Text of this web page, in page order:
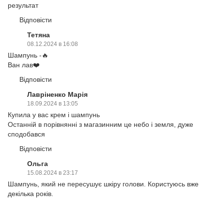
результат
Відповісти
Тетяна
08.12.2024 в 16:08
Шампунь -🔥
Ван лав❤️
Відповісти
Лавріненко Марія
18.09.2024 в 13:05
Купила у вас крем і шампунь
Останній в порівнянні з магазинним це небо і земля, дуже
сподобався
Відповісти
Ольга
15.08.2024 в 23:17
Шампунь, який не пересушує шкіру голови. Користуюсь вже
декілька років.